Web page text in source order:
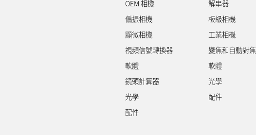
OEM 相機
偏振相機
顯微相機
視頻信號轉換器
軟體
鏡頭計算器
光學
配件
解串器
板級相機
工業相機
變焦和自動對焦
軟體
光學
配件